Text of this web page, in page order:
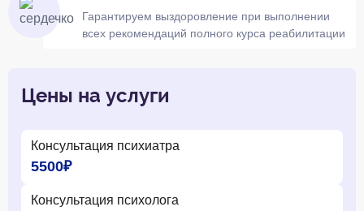
Гарантируем выздоровление при выполнении
всех рекомендаций полного курса реабилитации
Цены на услуги
Консультация психиатра
5500₽
Консультация психолога